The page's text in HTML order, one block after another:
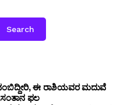
Search
ಈ ರಾಶಿಯವರ ಮದುವೆ
ಫಲ